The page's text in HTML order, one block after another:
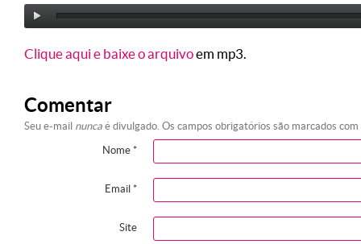
Clique aqui e baixe o arquivoem mp3.
Comentar
Seu e-mail nunca é divulgado. Os campos obrigatórios são marcados com
Nome *
Email *
Site